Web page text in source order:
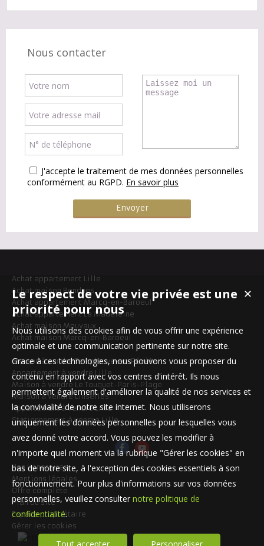
Nous contacter
J'accepte le traitement de mes données personnelles
conformément au RGPD. En savoir plus
Achat appartement Lille
Achat maison Bondues
Achat appartement Marcq-en-Baroeul
Achat appartement La Madeleine
Achat maison Mouvaux
Achat maison Marcq-en-Baroeul
Maison à vendre Templeuve-en-Pévèle
Appartement à vendre Lille
Maison à vendre Le Touquet-Paris-Plage
Maison à vendre Linselles
Appartement à vendre Lille
Stationnement à vendre Lille
Nos Honoraires
Mentions légales
Offre complète
Plan du site
Espace propriétaire
Gérer les cookies
✕
Le respect de votre vie privée est une
priorité pour nous
Nous utilisons des cookies afin de vous offrir une expérience
optimale et une communication pertinente sur notre site.
Grace à ces technologies, nous pouvons vous proposer du
contenu en rapport avec vos centres d'intérêt. Ils nous
permettent également d'améliorer la qualité de nos services et
la convivialité de notre site internet. Nous utiliserons
uniquement les données personnelles pour lesquelles vous
avez donné votre accord. Vous pouvez les modifier à
n'importe quel moment via la rubrique "Gérer les cookies" en
bas de notre site, à l'exception des cookies essentiels à son
fonctionnement. Pour plus d'informations sur vos données
personnelles, veuillez consulter notre politique de
confidentialité.